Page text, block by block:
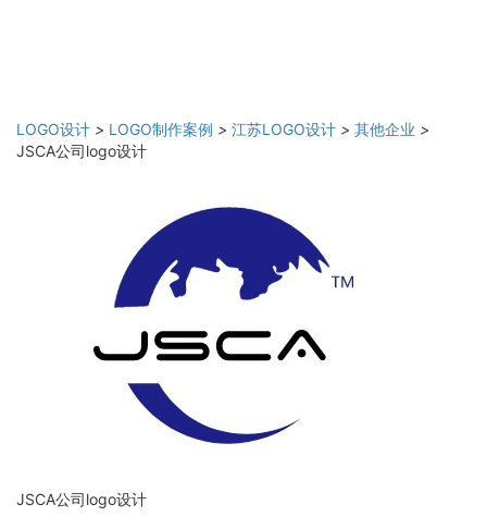
LOGO设计 > LOGO制作案例 > 江苏LOGO设计 > 其他企业 >
JSCA公司logo设计
JSCA公司logo设计